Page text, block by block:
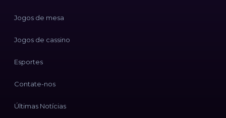
Jogos de mesa
Jogos de cassino
Esportes
Contate-nos
Últimas Notícias